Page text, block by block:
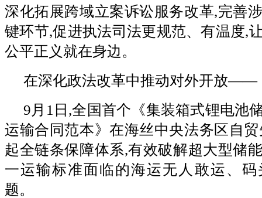
深化拓展跨域立案诉讼服务改革,完善
键环节,促进执法司法更规范、有温度,
公平正义就在身边。
在深化政法改革中推动对外开放——
9月1日,全国首个《集装箱式锂电池
运输合同范本》在海丝中央法务区自
起全链条保障体系,有效破解超大型储
一运输标准面临的海运无人敢运、
题。